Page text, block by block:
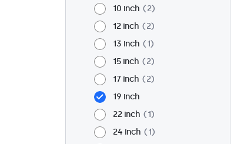
10 inch
2
12 inch
2
13 inch
1
15 inch
2
17 inch
2
19 inch
22 inch
1
24 inch
1